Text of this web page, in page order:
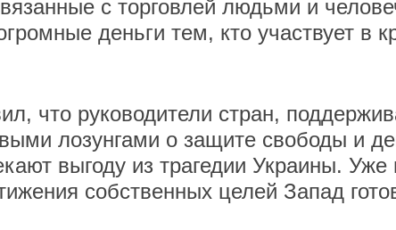
с торговлей людьми и
деньги тем, кто участвует в
что руководители стран,
лозунгами о защите свободы и
выгоду из трагедии Украины. Уже
собственных целей Запад